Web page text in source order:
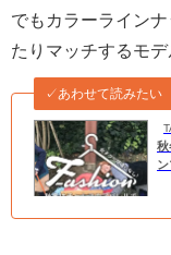
でもカラーライン
たりマッチするモデ
✓あわせて読みたい
秋